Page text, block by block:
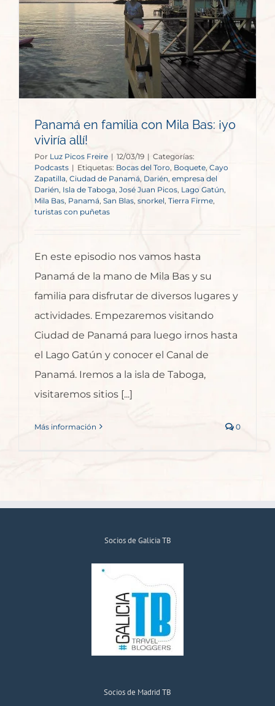
Panamá en familia con Mila Bas: ¡yo
viviría allí!
Por Luz Picos Freire | 12/03/19 | Categorías:
Podcasts | Etiquetas: Bocas del Toro Boquete, Cayo
Zapatilla Ciudad de Panamá, Darién empresa del
Darién Isla de Taboga, José Juan Picos Lago Gatún,
Mila Bas, Panamá, San Blas snorkel, Tierra Firme
turistas con puñetas
En este episodio nos vamos hasta
Panamá de la mano de Mila Bas y su
familia para disfrutar de diversos lugares y
actividades. Empezaremos visitando
Ciudad de Panamá para luego irnos hasta
el Lago Gatún y conocer el Canal de
Panamá. Iremos a la isla de Taboga,
visitaremos sitios [...]
Más información 0
Socios de Galicia TB
Socios de Madrid TB